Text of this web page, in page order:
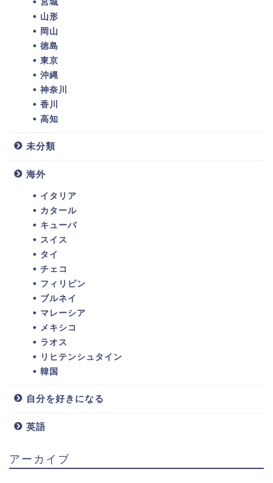
山形
岡山
徳島
東京
沖縄
神奈川
香川
高知
未分類
海外
イタリア
カタール
キューバ
スイス
タイ
チェコ
フィリピン
ブルネイ
マレーシア
メキシコ
ラオス
リヒテンシュタイン
韓国
自分を好きになる
英語
アーカイブ